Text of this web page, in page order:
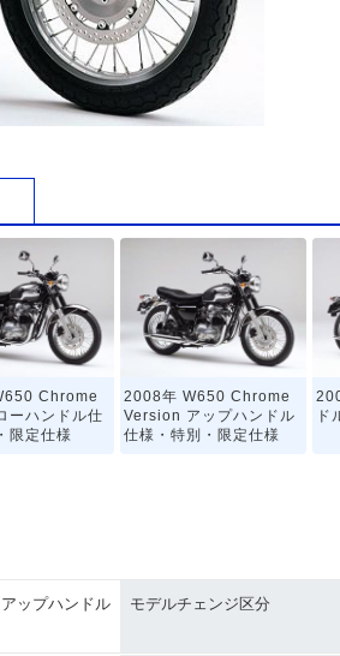
Chrome
ーハンドル仕
限定仕様
2008年 W650 Chrome
Version アップハンドル
仕様・特別・限定仕様
ド
ップハンドル
モデルチェンジ区分